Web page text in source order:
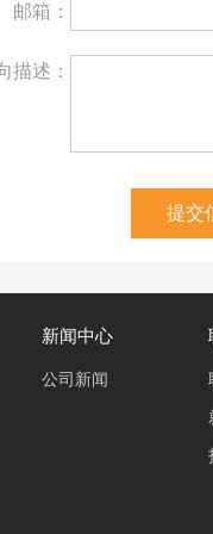
邮箱：
描述：
新闻中心
公司新闻